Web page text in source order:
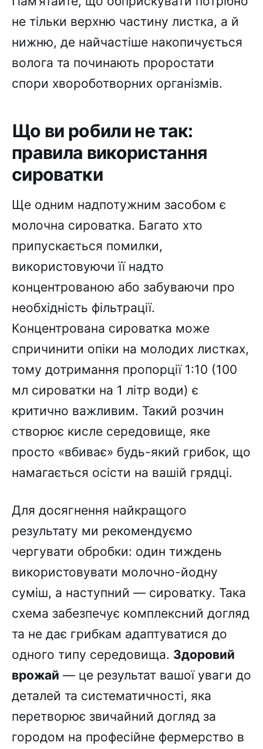
не тільки верхню частину листка, а й
нижню, де найчастіше накопичується
волога та починають проростати
спори хвороботворних організмів.
Що ви робили не так:
правила використання
сироватки
Ще одним надпотужним засобом є
молочна сироватка. Багато хто
припускається помилки,
використовуючи її надто
концентрованою або забуваючи про
необхідність фільтрації.
Концентрована сироватка може
спричинити опіки на молодих листках,
тому дотримання пропорції 1:10 (100
мл сироватки на 1 літр води) є
критично важливим. Такий розчин
створює кисле середовище, яке
просто «вбиває» будь-який грибок, що
намагається осісти на вашій грядці.
Для досягнення найкращого
результату ми рекомендуємо
чергувати обробки: один тиждень
використовувати молочно-йодну
суміш, а наступний — сироватку. Така
схема забезпечує комплексний догляд
та не дає грибкам адаптуватися до
одного типу середовища. Здоровий
врожай — це результат вашої уваги до
деталей та систематичності, яка
перетворює звичайний догляд за
городом на професійне фермерство в